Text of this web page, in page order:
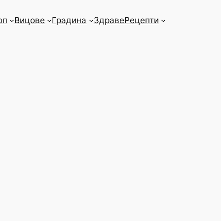
Вицове Градина ЗдравеРецепти